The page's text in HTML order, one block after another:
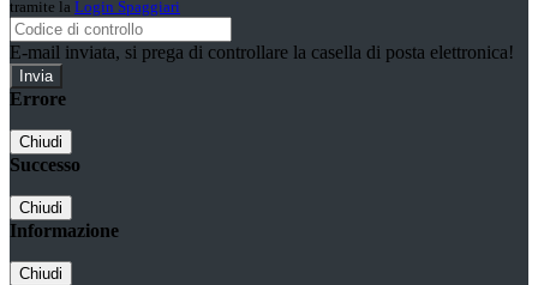
tramite la Login Spaggiari
E-mail inviata, si prega di controllare la casella di posta elettronica!
Errore
Chiudi
Successo
Chiudi
Informazione
Chiudi